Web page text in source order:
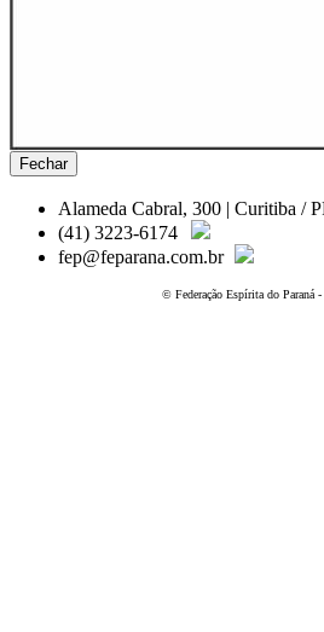
Fechar
Alameda Cabral, 300 | Curitiba /
(41) 3223-6174
fep@feparana.com.br
© Federação Espírita do Paraná